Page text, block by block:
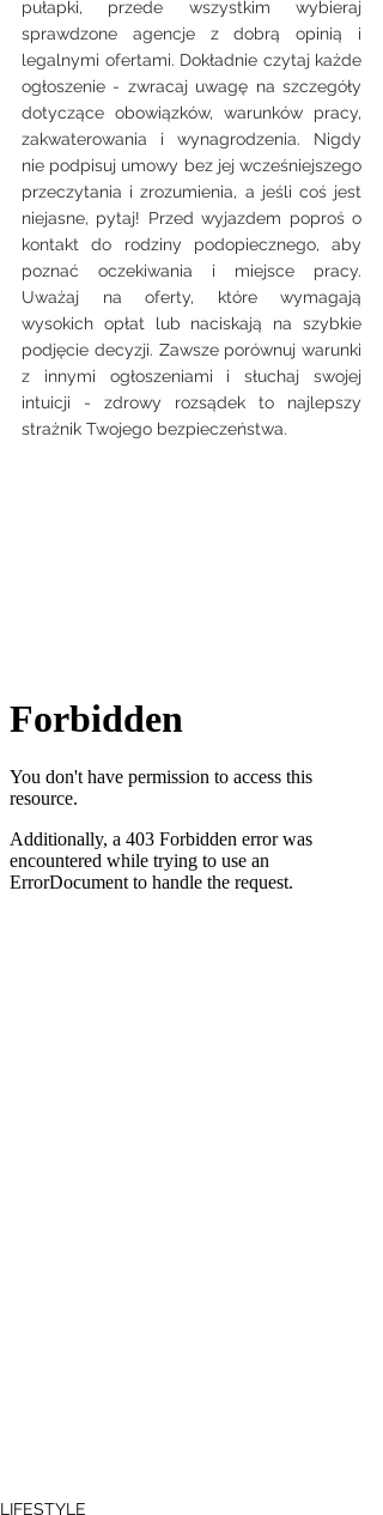
pułapki, przede wszystkim wybieraj
sprawdzone agencje z dobrą opinią i
legalnymi ofertami. Dokładnie czytaj każde
ogłoszenie - zwracaj uwagę na szczegóły
dotyczące obowiązków, warunków pracy,
zakwaterowania i wynagrodzenia. Nigdy
nie podpisuj umowy bez jej wcześniejszego
przeczytania i zrozumienia, a jeśli coś jest
niejasne, pytaj! Przed wyjazdem poproś o
kontakt do rodziny podopiecznego, aby
poznać oczekiwania i miejsce pracy.
Uważaj na oferty, które wymagają
wysokich opłat lub naciskają na szybkie
podjęcie decyzji. Zawsze porównuj warunki
z innymi ogłoszeniami i słuchaj swojej
intuicji - zdrowy rozsądek to najlepszy
strażnik Twojego bezpieczeństwa.
LIFESTYLE